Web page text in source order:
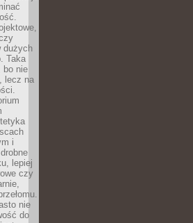
dużych
Taka
bo nie
lecz na
i
lepiej
czy
nie
do